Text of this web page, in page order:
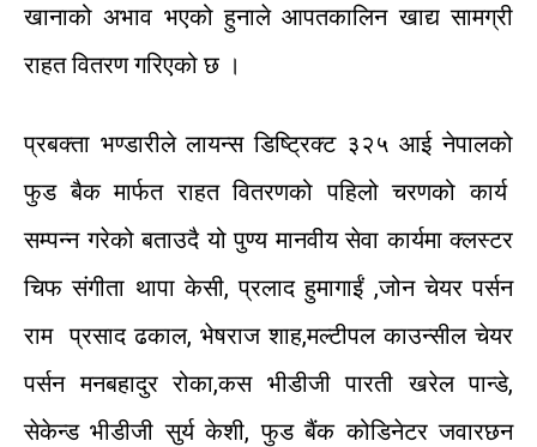
खानाको अभाव भएको हुनाले आपतकालिन खाद्य सामग्री
राहत वितरण गरिएको छ ।
प्रबक्ता भण्डारीले लायन्स डिष्ट्रिक्ट ३२५ आई नेपालको
फुड बैक मार्फत राहत वितरणको पहिलो चरणको कार्य
सम्पन्न गरेको बताउदैयो पुण्य मानवीय सेवा कार्यमा क्लस्टर
चिफ संगीता थापा केसी,प्रलाद हुमागाईं,जोन चेयर पर्सन
राम प्रसाद ढकाल, भेषराजशाह,मल्टीपल काउन्सील चेयर
पर्सन मनबहादुर रोका,कस भीडीजी पारती खरेल पान्डे,
सेकेन्ड भीडीजी सुर्य केशी,फुड बैंक कोडिनेटरजवारछन